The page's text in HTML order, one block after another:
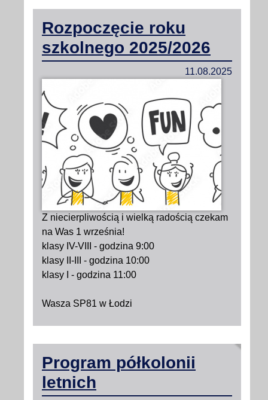
Rozpoczęcie roku
szkolnego 2025/2026
11.08.2025
Z niecierpliwością i wielką radością czekam
na Was 1 września!
klasy IV-VIII - godzina 9:00
klasy II-III - godzina 10:00
klasy I - godzina 11:00
Wasza SP81 w Łodzi
Program półkolonii
letnich